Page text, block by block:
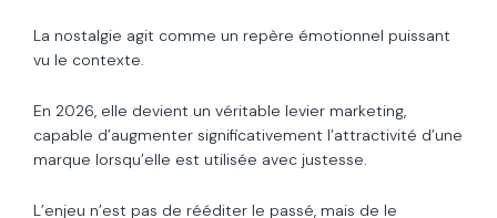
La nostalgie agit comme un repère émotionnel puissant
vu le contexte.
En 2026, elle devient un véritable levier marketing,
capable d’augmenter significativement l’attractivité d’une
marque lorsqu’elle est utilisée avec justesse.
L’enjeu n’est pas de rééditer le passé, mais de le